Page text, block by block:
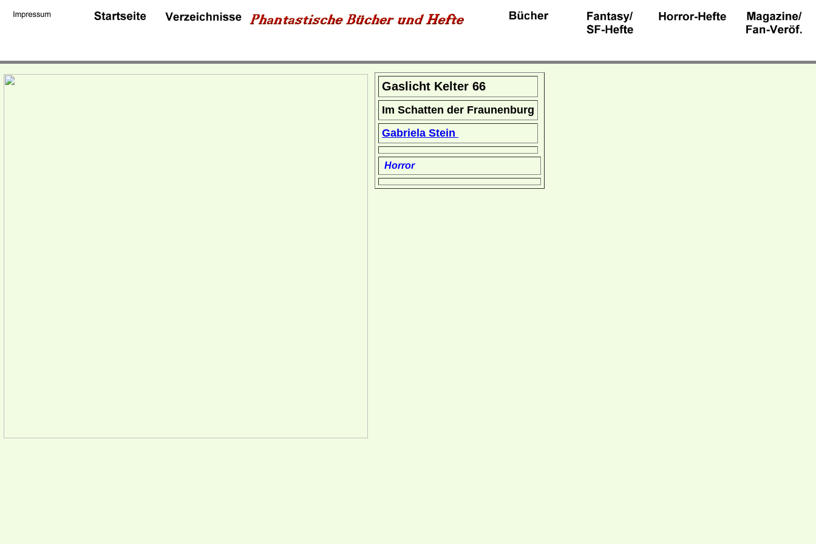
Gaslicht Kelter 66
Im Schatten der Fraunenburg
Gabriela Stein
Horror